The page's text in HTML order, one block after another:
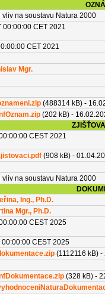
vliv na soustavu Natura 2000
00:00:00 CET 2021
CET 2021
Mgr.
(488314 kB) -
(202 kB) -
CEST 2021
(908 kB) -
vliv na soustavu Natura 2000
Ing., Ph.D.
Mgr., Ph.D.
CEST 2025
00:00:00 CEST 2025
(1112116 kB)
(328 kB) -